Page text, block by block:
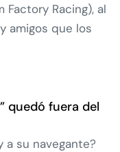
Factory Racing), al
amigos que los
quedó fuera del
su navegante?